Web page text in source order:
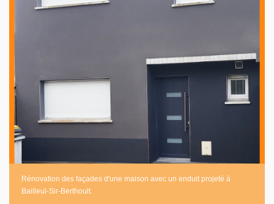
Rénovation des façades d'une maison avec un enduit projeté à
Bailleul-Sir-Berthoult.